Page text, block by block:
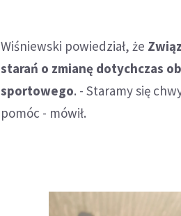
Wiśniewski powiedział, że
starań o zmianę dotychczas
sportowego. - Staramy się
pomóc - mówił.